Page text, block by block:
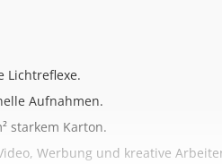
Lichtreflexe.
Aufnahmen.
starkem Karton.
Werbung und kreative